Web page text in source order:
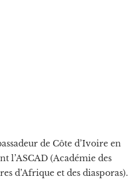
de Côte d’Ivoire en
l’ASCAD (Académie des
d’Afrique et des diasporas).